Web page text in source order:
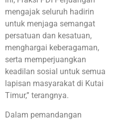
mengajak seluruh hadirin
untuk menjaga semangat
persatuan dan kesatuan,
menghargai keberagaman,
serta memperjuangkan
keadilan sosial untuk semua
lapisan masyarakat di Kutai
Timur,” terangnya.
Dalam pemandangan